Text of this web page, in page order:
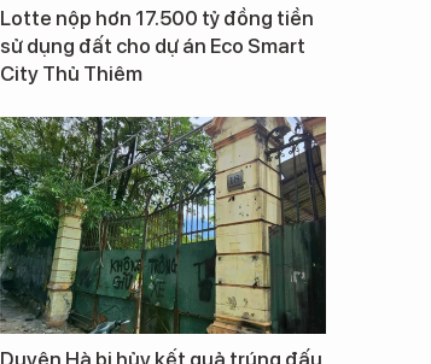
Lotte nộp hơn 17.500 tỷ đồng tiền
sử dụng đất cho dự án Eco Smart
City Thủ Thiêm
Duyên Hà bị hủy kết quả trúng đấu